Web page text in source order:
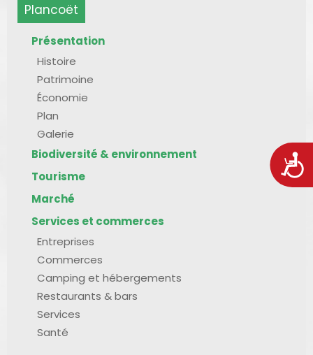
Plancoët
Présentation
Histoire
Patrimoine
Économie
Plan
Galerie
Biodiversité & environnement
Tourisme
Marché
Services et commerces
Entreprises
Commerces
Camping et hébergements
Restaurants & bars
Services
Santé